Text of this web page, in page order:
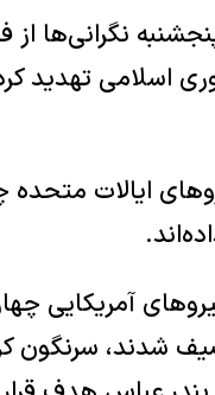
پنجشنبه نگرانی‌ها
اسلامی تهدید
ایالات
آمریکایی
شدند،